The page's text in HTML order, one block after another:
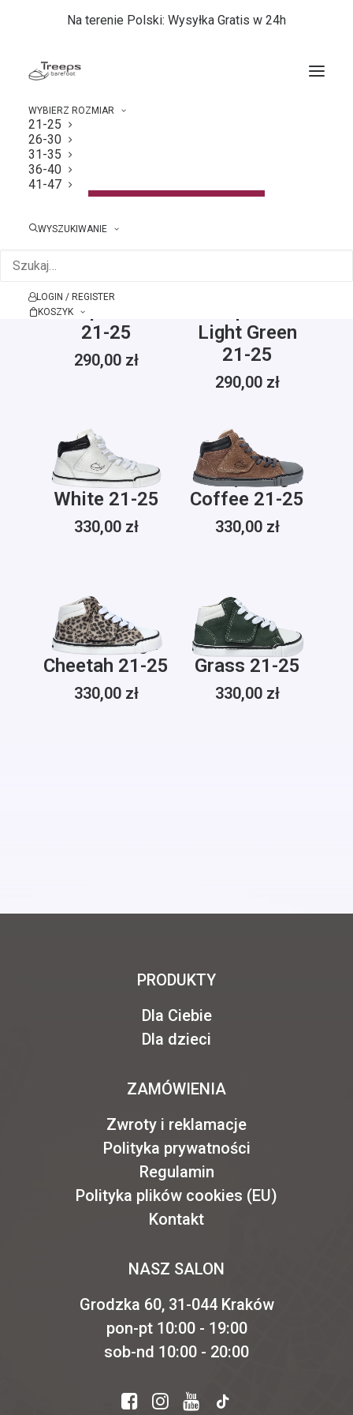
Na terenie Polski: Wysyłka Gratis w 24h
WYBIERZ ROZMIAR
21-25
26-30
31-35
36-40
41-47
WYSZUKIWANIE
LOGIN / REGISTER
KOSZYK
Strona główna
Pokaż filtry
Treeps Frost
21-25
290,00 zł
Light Green
21-25
290,00 zł
Treeps High
White 21-25
330,00 zł
Treeps High
Coffee 21-25
330,00 zł
Treeps High
Cheetah 21-25
330,00 zł
Treeps High
Grass 21-25
330,00 zł
PRODUKTY
Dla Ciebie
Dla dzieci
ZAMÓWIENIA
Zwroty i reklamacje
Polityka prywatności
Regulamin
Polityka plików cookies (EU)
Kontakt
NASZ SALON
Grodzka 60, 31-044 Kraków
pon-pt 10:00 - 19:00
sob-nd 10:00 - 20:00